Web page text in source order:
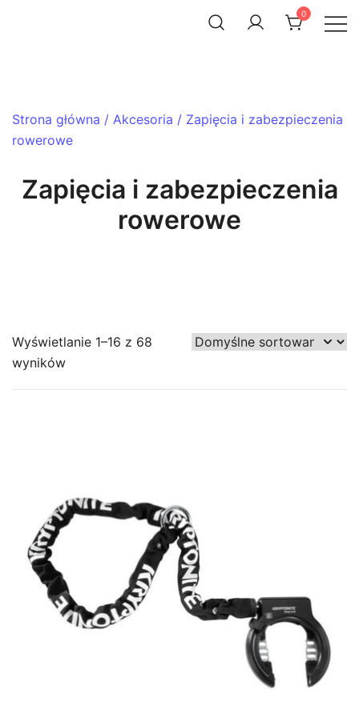
0
Strona główna / Akcesoria / Zapięcia i zabezpieczenia
rowerowe
Zapięcia i zabezpieczenia
rowerowe
Wyświetlanie 1–16 z 68
wyników